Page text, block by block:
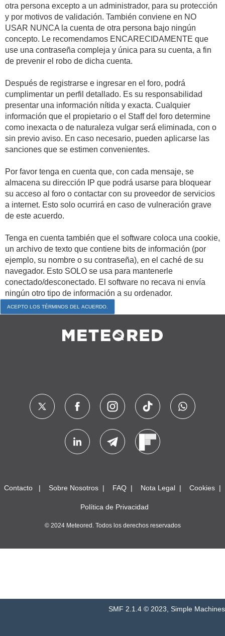
otra persona excepto a un administrador, para su protección
y por motivos de validación. También conviene en NO
USAR NUNCA la cuenta de otra persona bajo ningún
concepto. Le recomendamos ENCARECIDAMENTE que
use una contraseña compleja y única para su cuenta, a fin
de prevenir el robo de dicha cuenta.
Después de registrarse e ingresar en el foro, podrá
cumplimentar un perfil detallado. Es su responsabilidad
presentar una información nítida y exacta. Cualquier
información que el propietario o el Staff del foro determine
como inexacta o de naturaleza vulgar será eliminada, con o
sin previo aviso. En caso necesario, pueden aplicarse las
sanciones que se estimen convenientes.
Por favor tenga en cuenta que, con cada mensaje, se
almacena su dirección IP que podrá usarse para bloquear
su acceso al foro o contactar con su proveedor de servicios
a internet. Esto solo ocurrirá en caso de vulneración grave
de este acuerdo.
Tenga en cuenta también que el software coloca una cookie,
un archivo de texto que contiene bits de información (por
ejemplo, su nombre o su contraseña), en el caché de su
navegador. Esto SOLO se usa para mantenerle
conectado/desconectado. El software no recava ni envía
ningún otro tipo de información a su ordenador.
Contacto Sobre Nosotros FAQ Nota Legal Cookies
Política de Privacidad
© 2024 Meteored. Todos los derechos reservados
SMF 2.1.4 © 2023 Simple Machines